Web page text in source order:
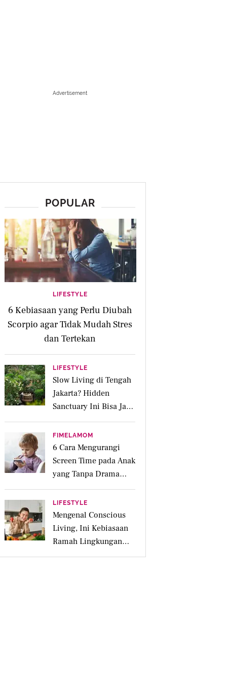
Advertisement
POPULAR
LIFESTYLE
6 Kebiasaan yang Perlu Diubah
Scorpio agar Tidak Mudah Stres
dan Tertekan
LIFESTYLE
Slow Living di Tengah
Jakarta? Hidden
Sanctuary Ini Bisa Jadi
Tempat Recharge
Favoritmu
FIMELAMOM
6 Cara Mengurangi
Screen Time pada Anak
yang Tanpa Drama
Menurut Ahli
LIFESTYLE
Mengenal Conscious
Living, Ini Kebiasaan
Ramah Lingkungan
yang Dilakukan